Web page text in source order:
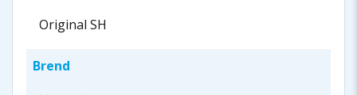
Original SH
Brend